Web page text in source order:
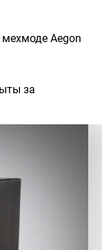
мехмоде Aegon
за